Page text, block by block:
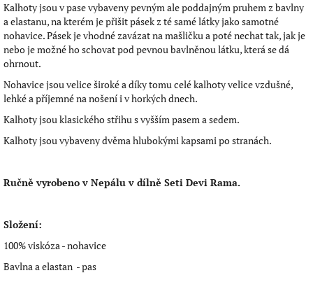
Kalhoty jsou v pase vybaveny pevným ale poddajným pruhem z bavlny
a elastanu, na kterém je přišit pásek z té samé látky jako samotné
nohavice. Pásek je vhodné zavázat na mašličku a poté nechat tak, jak je
nebo je možné ho schovat pod pevnou bavlněnou látku, která se dá
ohrnout.
Nohavice jsou velice široké a díky tomu celé kalhoty velice vzdušné,
lehké a příjemné na nošení i v horkých dnech.
Kalhoty jsou klasického střihu s vyšším pasem a sedem.
Kalhoty jsou vybaveny dvěma hlubokými kapsami po stranách.
Ručně vyrobeno v Nepálu v dílně Seti Devi Rama.
Složení:
100% viskóza - nohavice
Bavlna a elastan - pas